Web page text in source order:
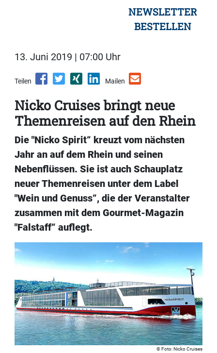
NEWSLETTER
BESTELLEN
13. Juni 2019 | 07:00 Uhr
Teilen Mailen
Nicko Cruises bringt neue
Themenreisen auf den Rhein
Die "Nicko Spirit“ kreuzt vom nächsten
Jahr an auf dem Rhein und seinen
Nebenflüssen. Sie ist auch Schauplatz
neuer Themenreisen unter dem Label
"Wein und Genuss“, die der Veranstalter
zusammen mit dem Gourmet-Magazin
"Falstaff“ auflegt.
Foto: Nicko Cruises